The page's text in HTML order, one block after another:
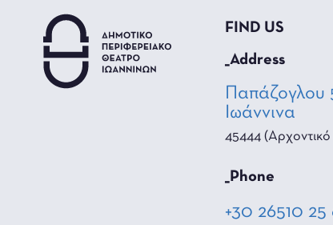
FIND US
_Address
Παπάζογλου
Ιωάννινα
45444
_Phone
+30 26510 25